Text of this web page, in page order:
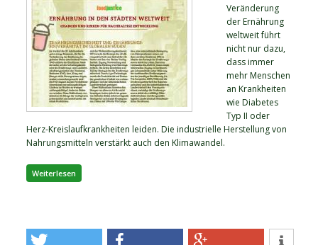
Veränderung
der Ernährung
weltweit führt
nicht nur dazu,
dass immer
mehr Menschen
an Krankheiten
wie Diabetes
Typ II oder
Herz-Kreislaufkrankheiten leiden. Die industrielle Herstellung von
Nahrungsmitteln verstärkt auch den Klimawandel.
Weiterlesen